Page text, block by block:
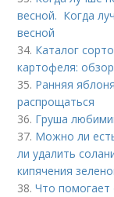
весной. Когда
весной
34. Каталог
картофеля:
35. Ранняя
распрощаться
36. Груша
37. Можно ли
ли удалить
кипячения
38.Что помогает